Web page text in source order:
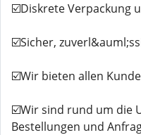
☑️Diskrete Verpackung
☑️Sicher,
☑️Wir bieten allen
☑️Wir sind rund um die
Bestellungen und